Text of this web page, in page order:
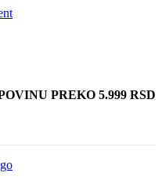
PREKO 5.999 RSD